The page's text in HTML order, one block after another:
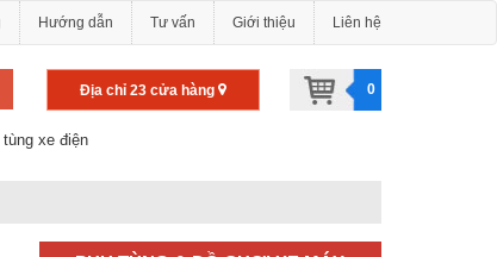
Hướng dẫn Tư vấn Giới thiệu Liên hệ
tùng xe điện
Địa chỉ 23 cửa hàng 0